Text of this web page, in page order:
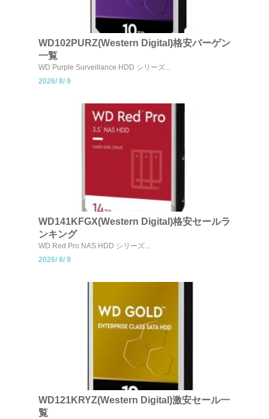
WD102PURZ(Western Digital)格安バーゲン
一覧
WD Purple Surveillance HDD シリーズ...
2026/ 8/ 9
WD141KFGX(Western Digital)格安セールラ
ンキング
WD Red Pro NAS HDD シリーズ...
2026/ 8/ 9
WD121KRYZ(Western Digital)激安セール一
覧